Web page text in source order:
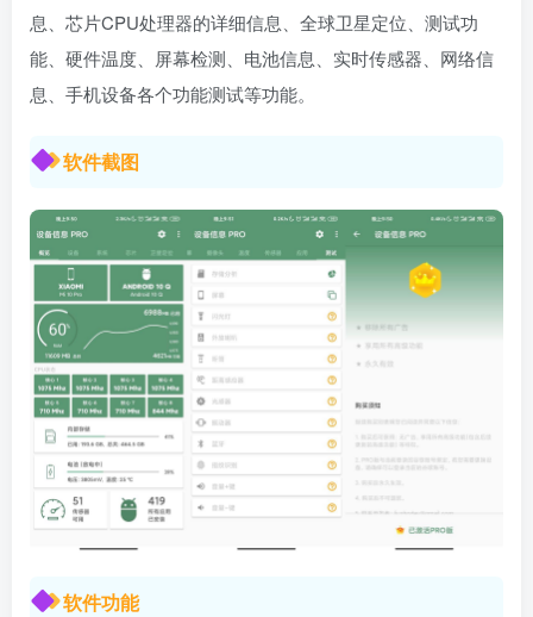
息、芯片CPU处理器的详细信息、全球卫星定位、测试功
能、硬件温度、屏幕检测、电池信息、实时传感器、网络信
息、手机设备各个功能测试等功能。
软件截图
软件功能